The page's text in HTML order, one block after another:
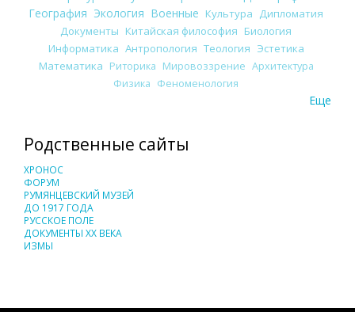
География Экология Военные Культура
Дипломатия
Документы Китайская философия Биология
Информатика Антропология Теология Эстетика
Математика Риторика Мировоззрение Архитектура
Физика Феноменология
Еще
Родственные сайты
ХРОНОС
ФОРУМ
РУМЯНЦЕВСКИЙ МУЗЕЙ
ДО 1917 ГОДА
РУССКОЕ ПОЛЕ
ДОКУМЕНТЫ XX ВЕКА
ИЗМЫ